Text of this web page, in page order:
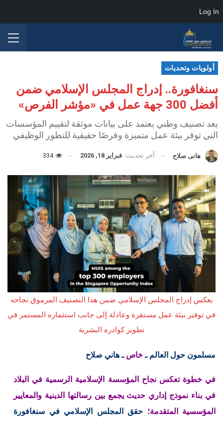
أولويات وتحديات
سنغافورة.. إدراج المجلس الإسلامي ضمن
أفضل 300 جهة عمل في «مؤشر الفرص»
يعد تصنيف وطني يعتمد على بيانات موثقة لتقييم المؤسسات
التي توفر بيئة عمل متميزة وفرصًا حقيقية للتطور الوظيفي
هانى صلاح آخر تحديث: فبراير 18, 2026 334
يعكس إدراج المجلس الإسلامي ضمن هذا التصنيف المرموق نجاحه
في توفير بيئة عمل مستقرة وعادلة إلى جانب استثماره المستمر في
تطوير كوادره البشرية
مسلمون حول العالم ـخاص ـ هاني صلاح
في خطوة تعكس نجاح المؤسسة الإسلامية الرسمية في البلاد
في بناء نموذج إداري حديث يجمع بين رسالتها الدينية والمعايير
المؤسسية المتقدمة؛ حقق المجلس الإسلامي في سنغافورة
Log In